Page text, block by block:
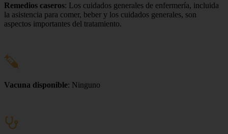
Remedios caseros: Los cuidados generales de enfermería, incluida
la asistencia para comer, beber y los cuidados generales, son
aspectos importantes del tratamiento.
Vacuna disponible: Ninguno